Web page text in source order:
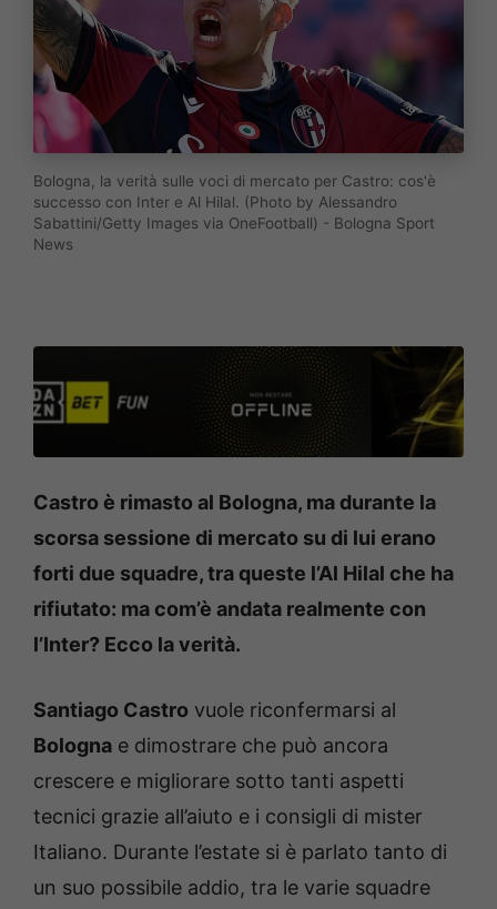
Bologna, la verità sulle voci di mercato per Castro: cos'è
successo con Inter e Al Hilal. (Photo by Alessandro
Sabattini/Getty Images via OneFootball) - Bologna Sport
News
Castro è rimasto al Bologna, ma durante la
scorsa sessione di mercato su di lui erano
forti due squadre, tra queste l’Al Hilal che ha
rifiutato: ma com’è andata realmente con
l’Inter? Ecco la verità.
Santiago Castro vuole riconfermarsi al
Bologna e dimostrare che può ancora
crescere e migliorare sotto tanti aspetti
tecnici grazie all’aiuto e i consigli di mister
Italiano. Durante l’estate si è parlato tanto di
un suo possibile addio, tra le varie squadre